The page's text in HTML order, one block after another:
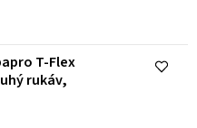
T-Flex
rukáv,